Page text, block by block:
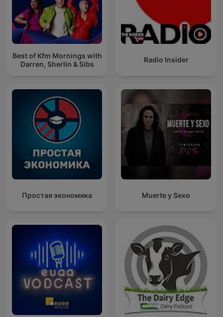
Best of Kfm Mornings with
Darren, Sherlin & Sibs
Radio Insider
Простая экономика Muerte y Sexo